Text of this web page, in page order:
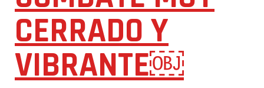
CERRADO Y
VIBRANTE￼